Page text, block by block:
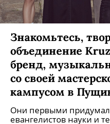
Дизайнер из
Тадзима
коллекцию для
появятся в продаже уже